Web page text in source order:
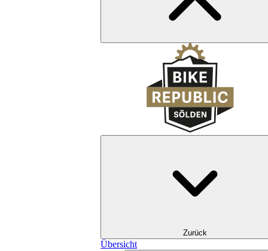
Zurück
Übersicht